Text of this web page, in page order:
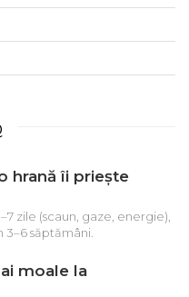
hrană îi priește
zile (scaun, gaze, energie),
săptămâni.
moale la